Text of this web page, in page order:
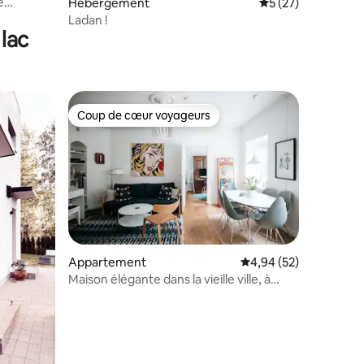
Ladan !
: 5 sur 5
Coup de cœur voyageurs
Coup de cœur voyageurs
Appartement Évaluation moyenne
4,94 (52)
Maison élégante dans la vieille ville, à